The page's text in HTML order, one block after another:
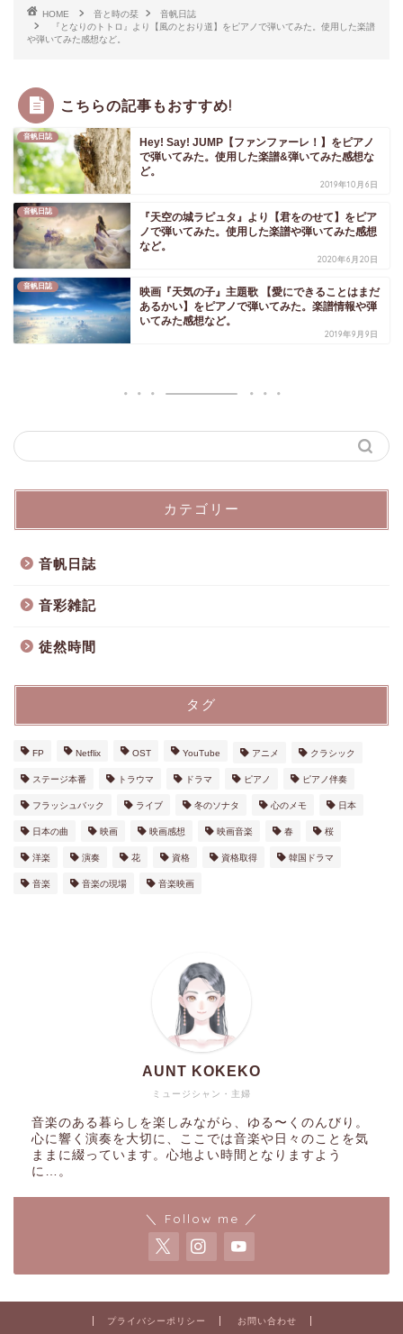
HOME 音と時の栞
音帆日誌
『となりのトトロ』より【風のとおり道】をピアノで弾いてみた。使用した楽譜
や弾いてみた感想など。
こちらの記事もおすすめ!
音帆日誌
Hey! Say! JUMP【ファンファーレ！】をピアノ
で弾いてみた。使用した楽譜&弾いてみた感想な
ど。
2019年10月6日
音帆日誌
『天空の城ラピュタ』より【君をのせて】をピア
ノで弾いてみた。使用した楽譜や弾いてみた感想
など。
2020年6月20日
音帆日誌
映画『天気の子』主題歌 【愛にできることはまだ
あるかい】をピアノで弾いてみた。楽譜情報や弾
いてみた感想など。
2019年9月9日
カテゴリー
音帆日誌
音彩雑記
徒然時間
タグ
FP Netflix OST YouTube アニメ クラシック
ステージ本番 トラウマ ドラマ ピアノ ピアノ伴奏
フラッシュバック ライブ 冬のソナタ 心のメモ 日本
日本の曲 映画 映画感想 映画音楽 春 桜
洋楽 演奏 花 資格 資格取得 韓国ドラマ
音楽 音楽の現場 音楽映画
ミュージシャン・主婦
AUNT KOKEKO
音楽のある暮らしを楽しみながら、ゆる〜くのんびり。
心に響く演奏を大切に、ここでは音楽や日々のことを気
ままに綴っています。心地よい時間となりますよう
に…。
＼ Follow me ／
プライバシーポリシー お問い合わせ